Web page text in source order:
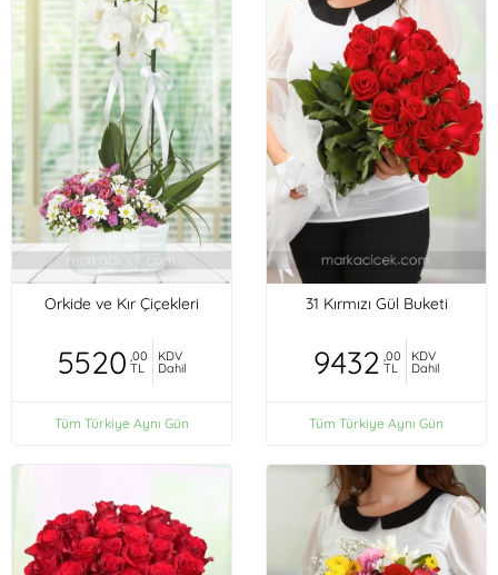
Orkide ve Kır Çiçekleri
5520 ,00
TL
KDV
Dahil
Tüm Türkiye Aynı Gün
31 Kırmızı Gül Buketi
9432 ,00
TL
KDV
Dahil
Tüm Türkiye Aynı Gün